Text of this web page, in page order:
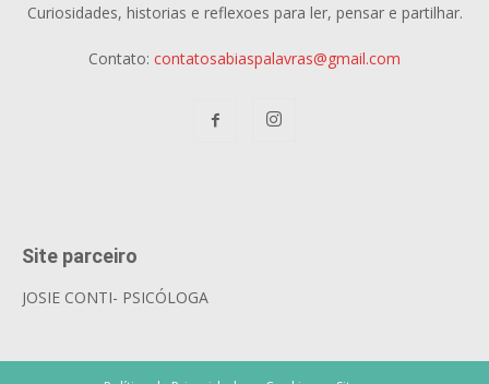
Curiosidades, historias e reflexoes para ler, pensar e partilhar.
Contato: contatosabiaspalavras@gmail.com
Site parceiro
JOSIE CONTI- PSICÓLOGA